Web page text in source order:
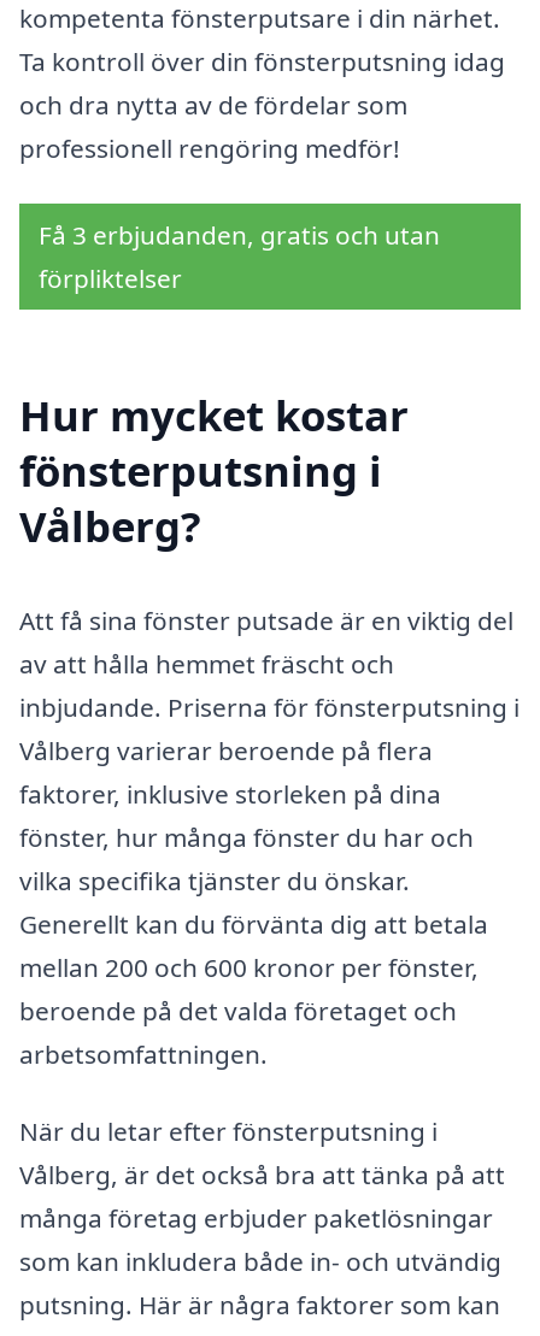
kompetenta fönsterputsare i din närhet.
Ta kontroll över din fönsterputsning idag
och dra nytta av de fördelar som
professionell rengöring medför!
Få 3 erbjudanden, gratis och utan
förpliktelser
Hur mycket kostar
fönsterputsning i
Vålberg?
Att få sina fönster putsade är en viktig del
av att hålla hemmet fräscht och
inbjudande. Priserna för fönsterputsning i
Vålberg varierar beroende på flera
faktorer, inklusive storleken på dina
fönster, hur många fönster du har och
vilka specifika tjänster du önskar.
Generellt kan du förvänta dig att betala
mellan 200 och 600 kronor per fönster,
beroende på det valda företaget och
arbetsomfattningen.
När du letar efter fönsterputsning i
Vålberg, är det också bra att tänka på att
många företag erbjuder paketlösningar
som kan inkludera både in- och utvändig
putsning. Här är några faktorer som kan